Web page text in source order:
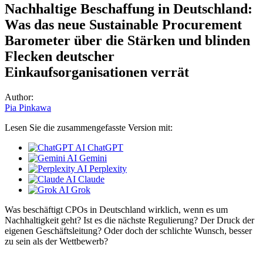
Nachhaltige Beschaffung in Deutschland:
Was das neue Sustainable Procurement
Barometer über die Stärken und blinden
Flecken deutscher
Einkaufsorganisationen verrät
Author:
Pia Pinkawa
Lesen Sie die zusammengefasste Version mit:
ChatGPT
Gemini
Perplexity
Claude
Grok
Was beschäftigt CPOs in Deutschland wirklich, wenn es um
Nachhaltigkeit geht? Ist es die nächste Regulierung? Der Druck der
eigenen Geschäftsleitung? Oder doch der schlichte Wunsch, besser
zu sein als der Wettbewerb?